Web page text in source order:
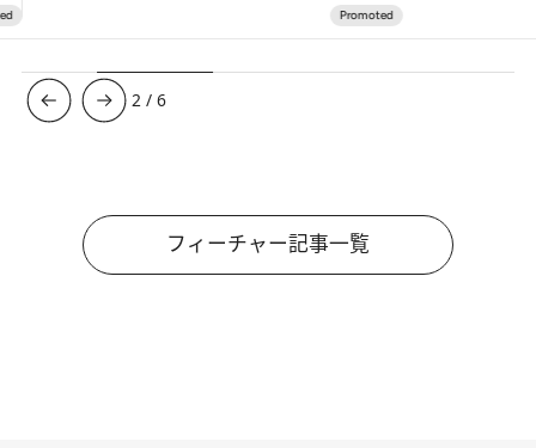
3 /6
フィーチャー記事一覧